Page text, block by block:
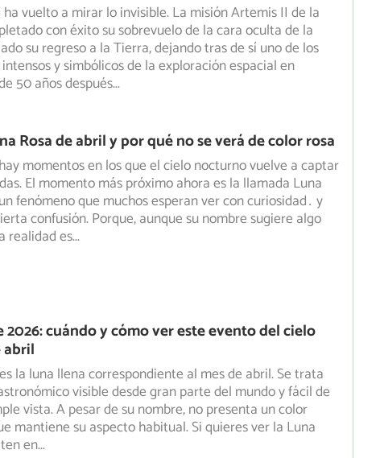
vuelto a mirar lo invisible. La misión Artemis II de la
con éxito su sobrevuelo de la cara oculta de la
su regreso a la Tierra, dejando tras de sí uno de los
y simbólicos de la exploración espacial en
50 años después...
Rosa de abril y por qué no se verá de color rosa
momentos en los que el cielo nocturno vuelve a captar
El momento más próximo ahora es la llamada Luna
fenómeno que muchos esperan ver con curiosidad… y
confusión. Porque, aunque su nombre sugiere algo
realidad es...
2026: cuándo y cómo ver este evento del cielo
la luna llena correspondiente al mes de abril. Se trata
visible desde gran parte del mundo y fácilde
vista. A pesar de su nombre, no presenta un color
mantiene su aspecto habitual. Si quieres ver la Luna
en...